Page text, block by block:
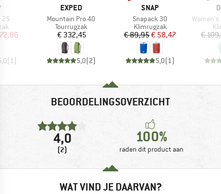
25
prijs
(1)
MERK
EXPED
Artikel
Mountain Pro 40
Productgroep
Tourrugzak
Prijs
€ 332,45
5,0(2)
MERK
SNAP
Artikel
Snapack 30
Productgroep
Klimrugzak
Prijs
€ 89,95Verlaagde prijs
€ 58,47
5,0(1)
Artikel
Women's
€
BEOORDELINGSOVERZICHT
4,0
(2)
100%
raden dit product aan
WAT VIND JE DAARVAN?